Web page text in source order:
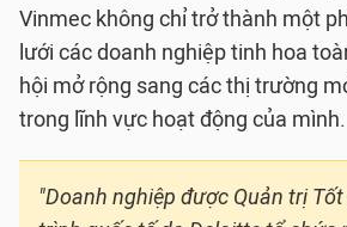
Vinmec không chỉ trở thành một
lưới các doanh nghiệp tinh hoa
hội mở rộng sang các thị trường
trong lĩnh vực hoạt động của mình.
"Doanh nghiệp được Quản trị